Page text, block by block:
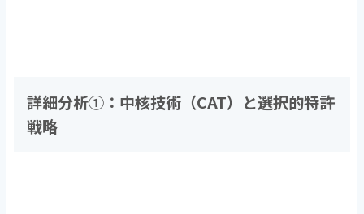
詳細分析① ：中核技術（CAT）と選択的特許
戦略